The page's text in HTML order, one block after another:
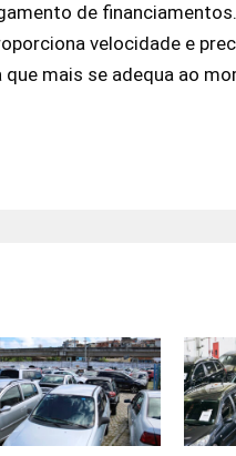
de
velocidade e
mais se adequa ao